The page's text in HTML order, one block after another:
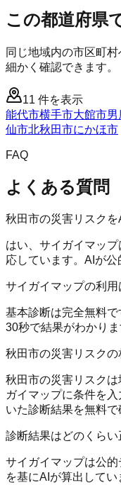
この都道府県
同じ地域内の市区町
細かく確認できます。
11 件を表示
能代市横手市大館市男
仙市北秋田市にかほ市
FAQ
よくある質問
秋田市の災害リスク
はい、サイガイマッ
応しています。AIが公
サイガイマップの利用
基本診断は完全無料
30秒で結果がわかりま
秋田市の災害リスク
秋田市の災害リスク
ガイマップに条件を
いた診断結果を無料で
診断結果はどのくらい
サイガイマップは公
を基にAIが算出して